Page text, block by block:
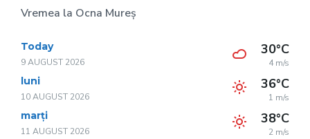
Vremea la Ocna Mureș
Today
9 AUGUST 2026
30°C
4 m/s
luni
10 AUGUST 2026
36°C
1 m/s
marți
11 AUGUST 2026
38°C
2 m/s